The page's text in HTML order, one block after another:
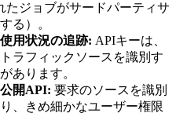
たジョブがサードパーティサ
る）。
用状況の追跡: APIキーは、
ラフィックソースを識別す
あります。
開API: 要求のソースを識別
、きめ細かなユーザー権限